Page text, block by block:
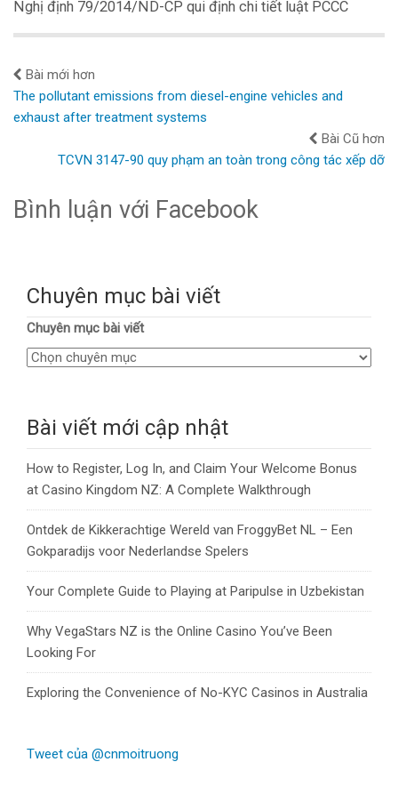
Nghị định 79/2014/ND-CP qui định chi tiết luật PCCC
Bài mới hơn
The pollutant emissions from diesel-engine vehicles and
exhaust after treatment systems
Bài Cũ hơn
TCVN 3147-90 quy phạm an toàn trong công tác xếp dỡ
Bình luận với Facebook
Chuyên mục bài viết
Chuyên mục bài viết
Bài viết mới cập nhật
How to Register, Log In, and Claim Your Welcome Bonus
at Casino Kingdom NZ: A Complete Walkthrough
Ontdek de Kikkerachtige Wereld van FroggyBet NL – Een
Gokparadijs voor Nederlandse Spelers
Your Complete Guide to Playing at Paripulse in Uzbekistan
Why VegaStars NZ is the Online Casino You’ve Been
Looking For
Exploring the Convenience of No-KYC Casinos in Australia
Tweet của @cnmoitruong